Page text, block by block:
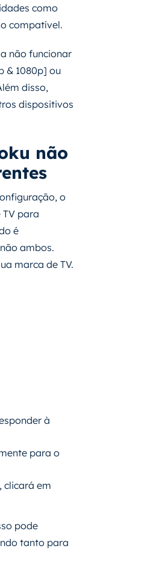
como
compatível.
não funcionar
& 1080p] ou
disso,
dispositivos
não
o
para
é
ambos.
marca de TV.
à
para o
clicará em
pode
tanto para